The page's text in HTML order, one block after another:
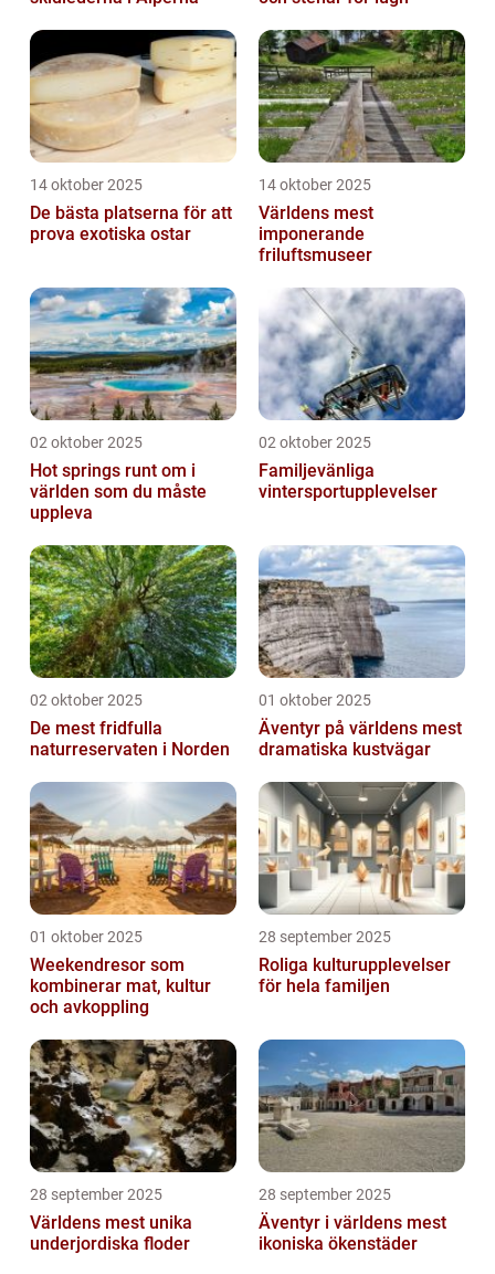
14 oktober 2025
De bästa platserna för att
prova exotiska ostar
14 oktober 2025
Världens mest
imponerande
friluftsmuseer
02 oktober 2025
Hot springs runt om i
världen som du måste
uppleva
02 oktober 2025
Familjevänliga
vintersportupplevelser
02 oktober 2025
De mest fridfulla
naturreservaten i Norden
01 oktober 2025
Äventyr på världens mest
dramatiska kustvägar
01 oktober 2025
Weekendresor som
kombinerar mat, kultur
och avkoppling
28 september 2025
Roliga kulturupplevelser
för hela familjen
28 september 2025
Världens mest unika
underjordiska floder
28 september 2025
Äventyr i världens mest
ikoniska ökenstäder